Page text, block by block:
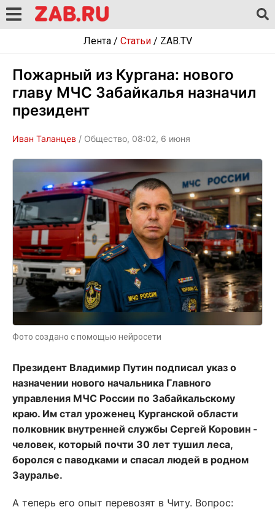
Лента/ Статьи/ ZAB.TV
Пожарный из Кургана: нового
главу МЧС Забайкалья назначил
президент
Иван Таланцев / Общество, 08:02, 6 июня
Фото создано с помощью нейросети
Президент Владимир Путин подписал указ о
назначении нового начальника Главного
управления МЧС России по Забайкальскому
краю. Им стал уроженец Курганской области
полковник внутренней службы Сергей Коровин -
человек, который почти 30 лет тушил леса,
боролся с паводками и спасал людей в родном
Зауралье.
А теперь его опыт перевозят в Читу. Вопрос: